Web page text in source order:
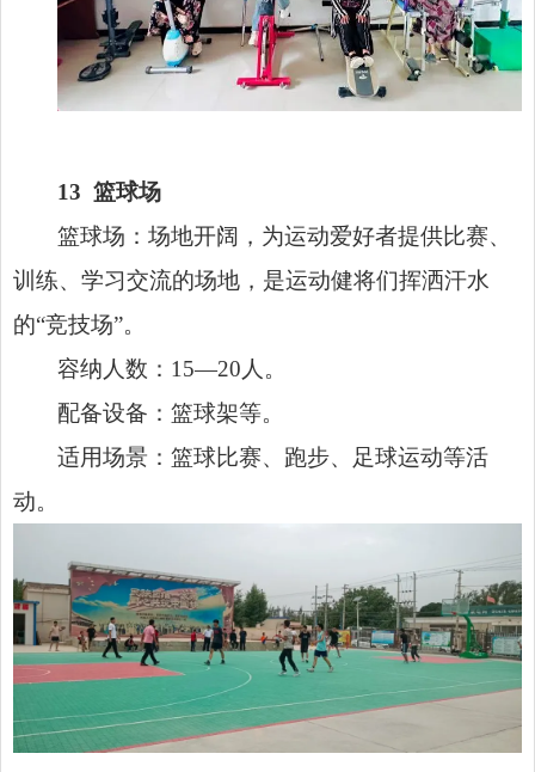
13篮球场
篮球场：场地开阔，为运动爱好者提供比赛、
训练、学习交流的场地，是运动健将们挥洒汗水
的“竞技场”。
容纳人数：15—20人。
配备设备：篮球架等。
适用场景：篮球比赛、跑步、足球运动等活
动。